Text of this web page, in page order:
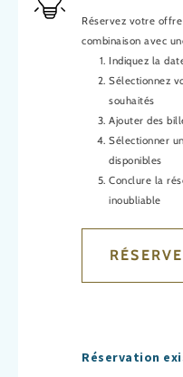
Réservez votre
combinaison avec
Indiquez la
Sélectionnez
souhaités
Ajouter des
Sélectionner
disponibles
Conclure la
inoubliable
Réservation